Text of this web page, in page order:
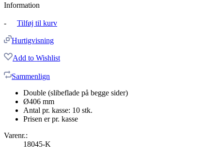
Information
- Tilføj til kurv
Hurtigvisning
Add to Wishlist
Sammenlign
Double (slibeflade på begge sider)
Ø406 mm
Antal pr. kasse: 10 stk.
Prisen er pr. kasse
Varenr.:
18045-K